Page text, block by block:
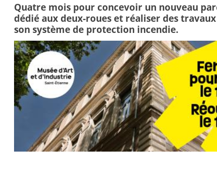
Quatre mois pour concevoir un nouveau
dédié aux deux-roues et réaliser des
son système de protection incendie.